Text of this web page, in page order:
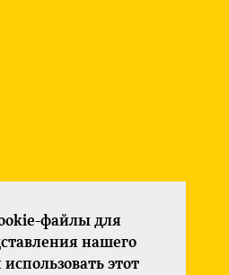
файлы для
нашего
этот